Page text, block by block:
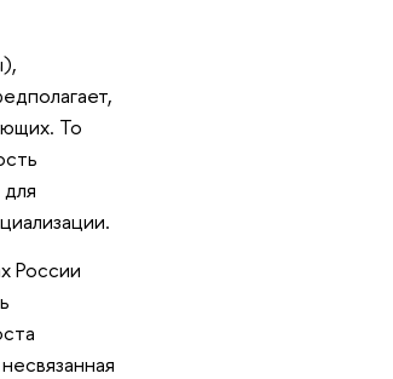
То
России